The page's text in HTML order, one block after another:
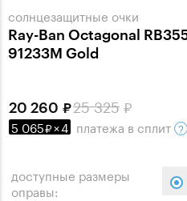
солнцезащитные очки
Ray-Ban Octagonal
91233M Gold
25 325
20 260
5 065 ×4 платежа в сплит
доступные размеры
оправы: